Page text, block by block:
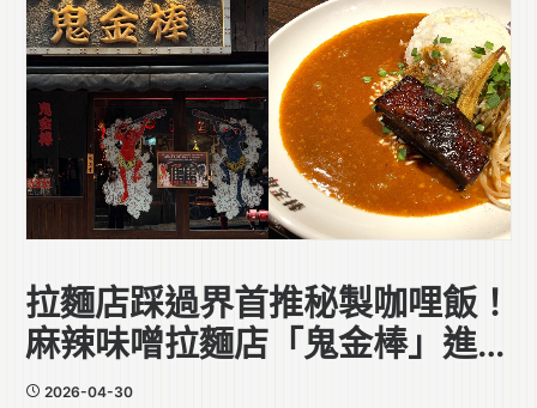
拉麵店踩過界首推秘製咖哩飯！
麻辣味噌拉麵店「鬼金棒」進駐
中環
2026-04-30